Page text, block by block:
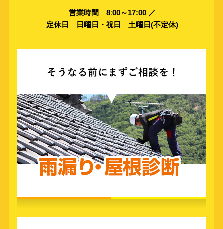
営業時間 8:00～17:00 ／
定休日 日曜日・祝日 土曜日(不定休)